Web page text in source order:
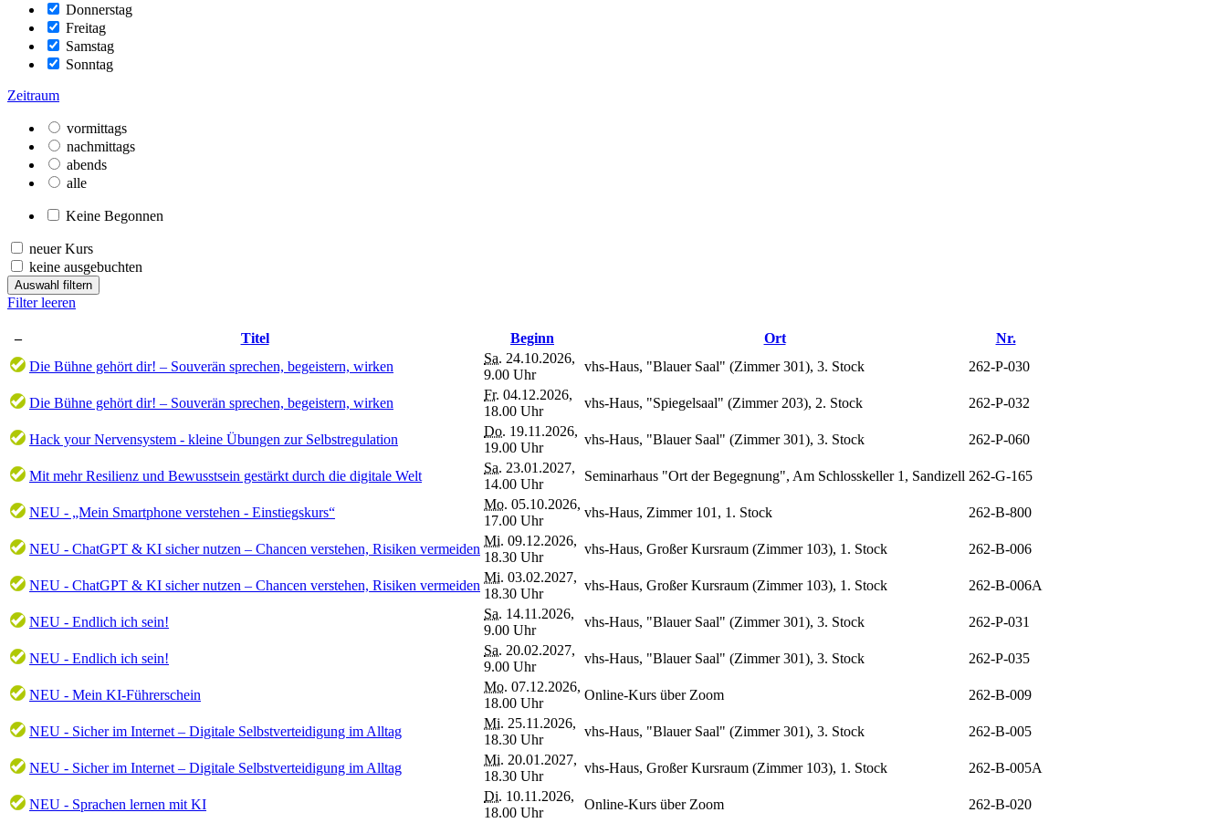
Donnerstag
Freitag
Samstag
Sonntag
Zeitraum
vormittags
nachmittags
abends
alle
Keine Begonnen
neuer Kurs
keine ausgebuchten
Auswahl filtern
Filter leeren
– Titel Beginn Ort
Nr.
Die Bühne gehört dir! – Souverän sprechen, begeistern, wirken
Sa. 24.10.2026,
9.00 Uhr
vhs-Haus, "Blauer Saal" (Zimmer 301), 3. Stock 262-P-030
Die Bühne gehört dir! – Souverän sprechen, begeistern, wirken
Fr. 04.12.2026,
18.00 Uhr
vhs-Haus, "Spiegelsaal" (Zimmer 203), 2. Stock 262-P-032
Hack your Nervensystem - kleine Übungen zur Selbstregulation
Do. 19.11.2026,
19.00 Uhr
vhs-Haus, "Blauer Saal" (Zimmer 301), 3. Stock 262-P-060
Mit mehr Resilienz und Bewusstsein gestärkt durch die digitale Welt
Sa. 23.01.2027,
14.00 Uhr
Seminarhaus "Ort der Begegnung", Am Schlosskeller 1, Sandizell 262-G-165
NEU - „Mein Smartphone verstehen - Einstiegskurs“
Mo. 05.10.2026,
17.00 Uhr
vhs-Haus, Zimmer 101, 1. Stock 262-B-800
NEU - ChatGPT & KI sicher nutzen – Chancen verstehen, Risiken vermeiden
Mi. 09.12.2026,
18.30 Uhr
vhs-Haus, Großer Kursraum (Zimmer 103), 1. Stock 262-B-006
NEU - ChatGPT & KI sicher nutzen – Chancen verstehen, Risiken vermeiden
Mi. 03.02.2027,
18.30 Uhr
vhs-Haus, Großer Kursraum (Zimmer 103), 1. Stock 262-B-006A
NEU - Endlich ich sein!
Sa. 14.11.2026,
9.00 Uhr
vhs-Haus, "Blauer Saal" (Zimmer 301), 3. Stock 262-P-031
NEU - Endlich ich sein!
Sa. 20.02.2027,
9.00 Uhr
vhs-Haus, "Blauer Saal" (Zimmer 301), 3. Stock 262-P-035
NEU - Mein KI-Führerschein
Mo. 07.12.2026,
18.00 Uhr
Online-Kurs über Zoom 262-B-009
NEU - Sicher im Internet – Digitale Selbstverteidigung im Alltag
Mi. 25.11.2026,
18.30 Uhr
vhs-Haus, "Blauer Saal" (Zimmer 301), 3. Stock 262-B-005
NEU - Sicher im Internet – Digitale Selbstverteidigung im Alltag
Mi. 20.01.2027,
18.30 Uhr
vhs-Haus, Großer Kursraum (Zimmer 103), 1. Stock 262-B-005A
NEU - Sprachen lernen mit KI
Di. 10.11.2026,
18.00 Uhr
Online-Kurs über Zoom 262-B-020